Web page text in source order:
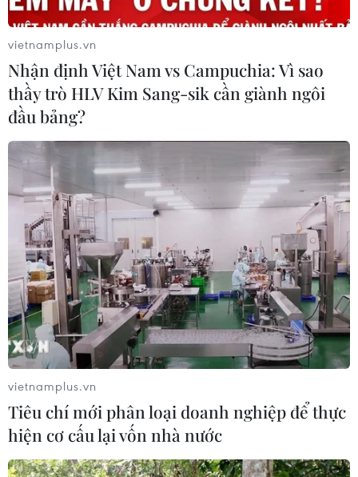
Thành lập Hội đồng cấp Nhà nước xét tặng các
giải thưởng khoa học và công nghệ
Cần Thơ xem xét đề xuất xây dựng Tổ hợp Giáo
dục-Đào tạo 636 tỷ đồng
Đến năm 2030, Việt Nam làm chủ ít nhất 4 công
nghệ chiến lược
Dự thảo Luật Kiến trúc: Bổ sung quy định nhận
diện bản sắc văn hóa dân tộc
Cao điểm "100 ngày chuyển đổi số": Chuyển
động từ cơ sở
Đột phá công nghệ, đổi mới sáng tạo
thực hóa khát vọng hùng cường
Thành lập Hội đồng cấp Nhà nước xét tặng các
giải thưởng khoa học và công nghệ
vietnamplus.vn
Nhận định Việt Nam vs Campuchia: Vì sao
thầy trò HLV Kim Sang-sik cần giành ngôi
đầu bảng?
vietnamplus.vn
Tiêu chí mới phân loại doanh nghiệp để thực
hiện cơ cấu lại vốn nhà nước